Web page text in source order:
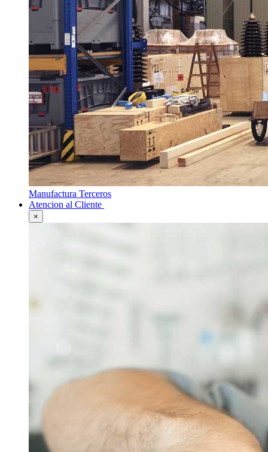
Manufactura Terceros
Atencion al Cliente
×